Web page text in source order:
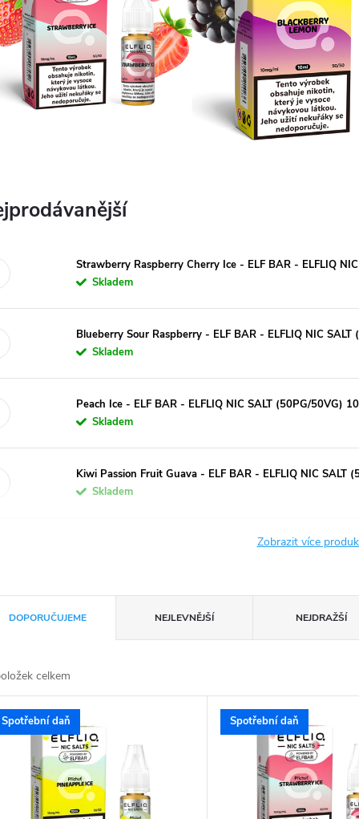
Strawberry Raspberry Cherry Ice - ELF BAR - ELFLIQ
Skladem
Blueberry Sour Raspberry - ELF BAR - ELFLIQ NIC
Skladem
Peach Ice - ELF BAR - ELFLIQ NIC SALT (50PG/50VG)
Skladem
Kiwi Passion Fruit Guava - ELF BAR - ELFLIQ NIC SALT
Skladem
Zobrazit více
DOPORUČUJEME NEJLEVNĚJŠÍ NEJDRAŽŠÍ
celkem
Spotřební daň Spotřební daň